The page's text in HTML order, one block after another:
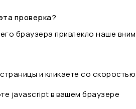
проверка?
браузера привлекло наше
и кликаете со
javascript в вашем браузере